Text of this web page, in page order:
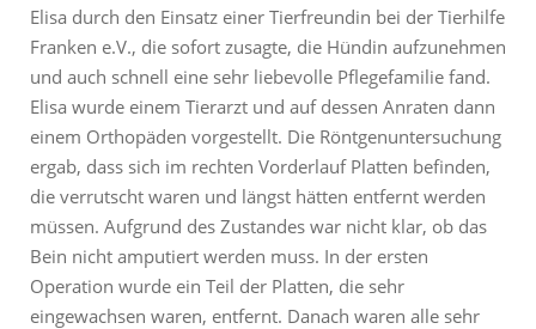
Elisa durch den Einsatz einer Tierfreundin bei der Tierhilfe
Franken e.V., die sofort zusagte, die Hündin aufzunehmen
und auch schnell eine sehr liebevolle Pflegefamilie fand.
Elisa wurde einem Tierarzt und auf dessen Anraten dann
einem Orthopäden vorgestellt. Die Röntgenuntersuchung
ergab, dass sich im rechten Vorderlauf Platten befinden,
die verrutscht waren und längst hätten entfernt werden
müssen. Aufgrund des Zustandes war nicht klar, ob das
Bein nicht amputiert werden muss. In der ersten
Operation wurde ein Teil der Platten, die sehr
eingewachsen waren, entfernt. Danach waren alle sehr